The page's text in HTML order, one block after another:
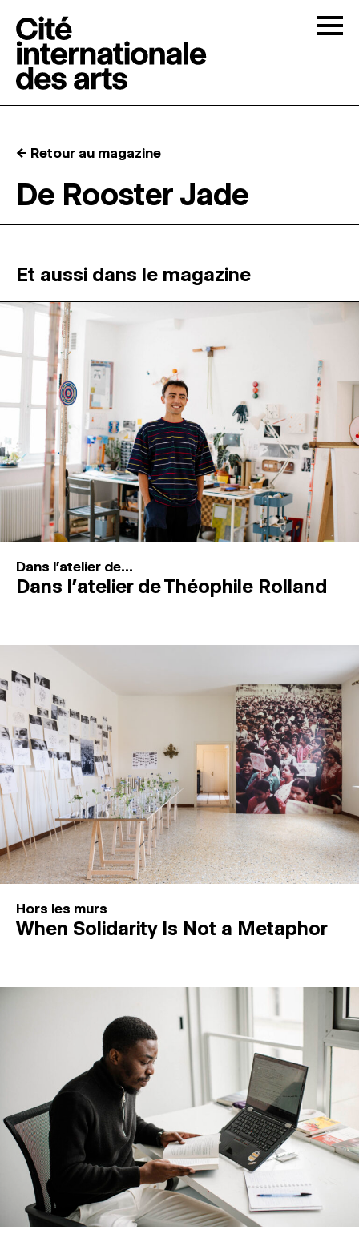
RÉSIDENCES ↓
ATELIERS OUVERTS
PROGRAMMATION
MAGAZINE
ESPACES DE PRATIQUE ARTISTIQUE ↓
Recherche
Connexion
← Retour au magazine
De Rooster Jade
Et aussi dans le magazine
Dans l'atelier de...
Dans l’atelier de Théophile Rolland
Hors les murs
When Solidarity Is Not a Metaphor